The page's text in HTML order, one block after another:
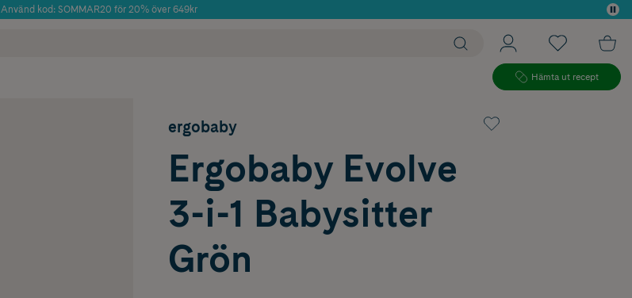
Använd kod: SOMMAR20 för 20% över 649kr
Hämta ut recept
ergobaby
Ergobaby Evolve
3-i-1 Babysitter
Grön